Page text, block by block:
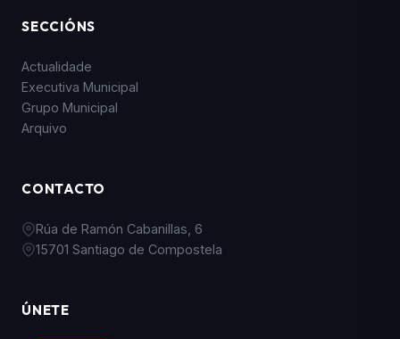
SECCIÓNS
Actualidade
Executiva Municipal
Grupo Municipal
Arquivo
CONTACTO
Rúa de Ramón Cabanillas, 6
15701 Santiago de Compostela
ÚNETE